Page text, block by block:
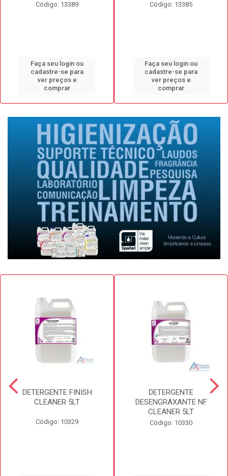
Código: 13389
Faça seu login ou
cadastre-se para
ver preços e
comprar
Código: 13385
Faça seu login ou
cadastre-se para
ver preços e
comprar
DETERGENTE FINISH
CLEANER 5LT
Código: 10329
DETERGENTE
DESENGRAXANTE NF
CLEANER 5LT
Código: 10330